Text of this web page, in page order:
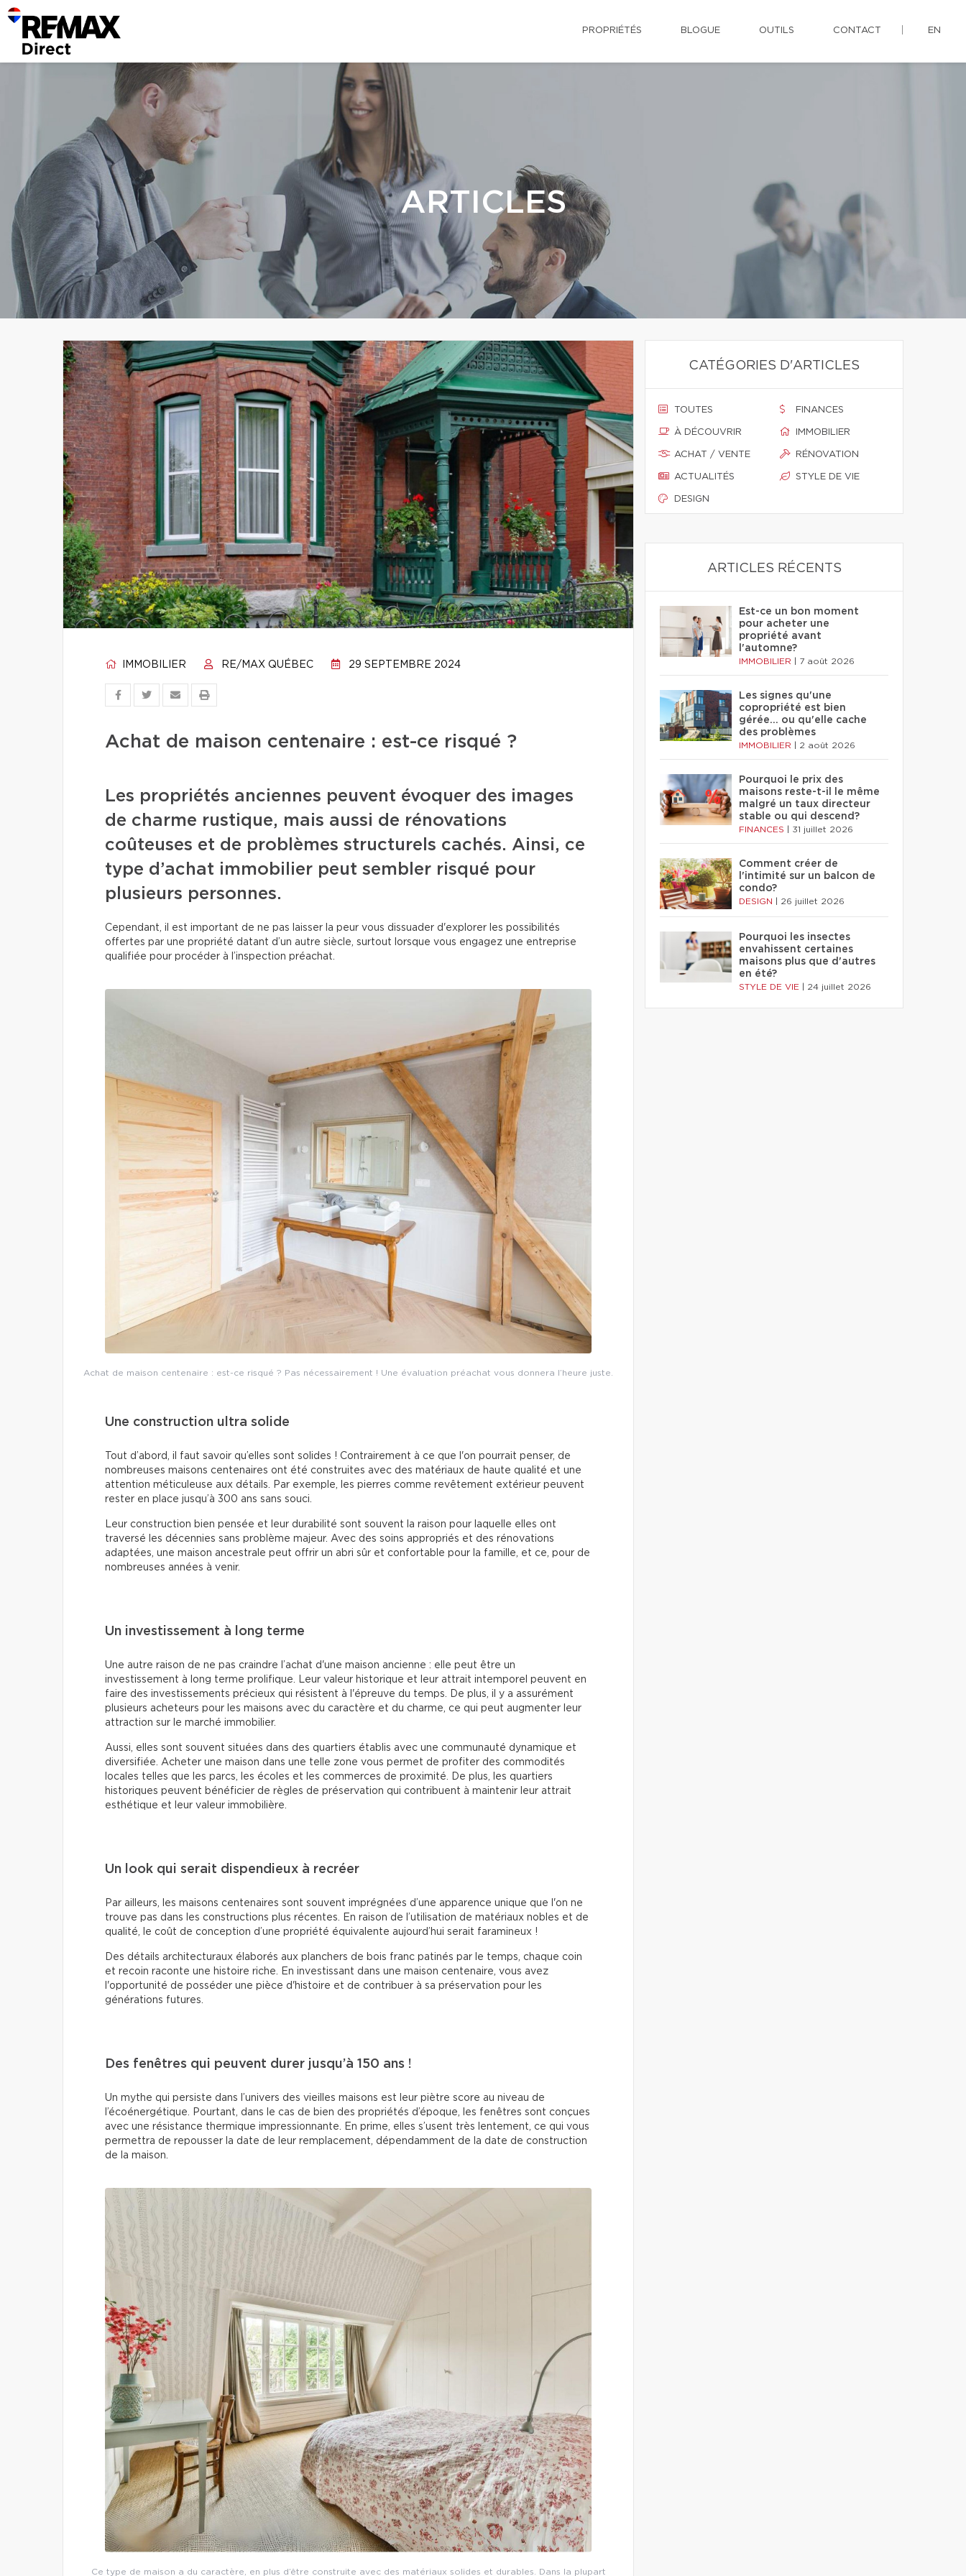
PROPRIÉTÉS BLOGUE OUTILS CONTACT EN
ARTICLES
IMMOBILIER RE/MAX QUÉBEC 29 SEPTEMBRE 2024
Achat de maison centenaire : est-ce risqué ?
Les propriétés anciennes peuvent évoquer des images
de charme rustique, mais aussi de rénovations
coûteuses et de problèmes structurels cachés. Ainsi, ce
type d’achat immobilier peut sembler risqué pour
plusieurs personnes.
Cependant, il est important de ne pas laisser la peur vous dissuader d'explorer les possibilités
offertes par une propriété datant d’un autre siècle, surtout lorsque vous engagez une entreprise
qualifiée pour procéder à l’inspection préachat.
Achat de maison centenaire : est-ce risqué ? Pas nécessairement ! Une évaluation préachat vous donnera l’heure juste.
Une construction ultra solide
Tout d’abord, il faut savoir qu’elles sont solides ! Contrairement à ce que l'on pourrait penser, de
nombreuses maisons centenaires ont été construites avec des matériaux de haute qualité et une
attention méticuleuse aux détails. Par exemple, les pierres comme revêtement extérieur peuvent
rester en place jusqu’à 300 ans sans souci.
Leur construction bien pensée et leur durabilité sont souvent la raison pour laquelle elles ont
traversé les décennies sans problème majeur. Avec des soins appropriés et des rénovations
adaptées, une maison ancestrale peut offrir un abri sûr et confortable pour la famille, et ce, pour de
nombreuses années à venir.
Un investissement à long terme
Une autre raison de ne pas craindre l’achat d'une maison ancienne : elle peut être un
investissement à long terme prolifique. Leur valeur historique et leur attrait intemporel peuvent en
faire des investissements précieux qui résistent à l'épreuve du temps. De plus, il y a assurément
plusieurs acheteurs pour les maisons avec du caractère et du charme, ce qui peut augmenter leur
attraction sur le marché immobilier.
Aussi, elles sont souvent situées dans des quartiers établis avec une communauté dynamique et
diversifiée. Acheter une maison dans une telle zone vous permet de profiter des commodités
locales telles que les parcs, les écoles et les commerces de proximité. De plus, les quartiers
historiques peuvent bénéficier de règles de préservation qui contribuent à maintenir leur attrait
esthétique et leur valeur immobilière.
Un look qui serait dispendieux à recréer
Par ailleurs, les maisons centenaires sont souvent imprégnées d’une apparence unique que l'on ne
trouve pas dans les constructions plus récentes. En raison de l’utilisation de matériaux nobles et de
qualité, le coût de conception d’une propriété équivalente aujourd’hui serait faramineux !
Des détails architecturaux élaborés aux planchers de bois franc patinés par le temps, chaque coin
et recoin raconte une histoire riche. En investissant dans une maison centenaire, vous avez
l'opportunité de posséder une pièce d'histoire et de contribuer à sa préservation pour les
générations futures.
Des fenêtres qui peuvent durer jusqu’à 150 ans !
Un mythe qui persiste dans l’univers des vieilles maisons est leur piètre score au niveau de
l’écoénergétique. Pourtant, dans le cas de bien des propriétés d’époque, les fenêtres sont conçues
avec une résistance thermique impressionnante. En prime, elles s’usent très lentement, ce qui vous
permettra de repousser la date de leur remplacement, dépendamment de la date de construction
de la maison.
Ce type de maison a du caractère, en plus d’être construite avec des matériaux solides et durables. Dans la plupart
CATÉGORIES D'ARTICLES
TOUTES
À DÉCOUVRIR
ACHAT / VENTE
ACTUALITÉS
DESIGN
FINANCES
IMMOBILIER
RÉNOVATION
STYLE DE VIE
ARTICLES RÉCENTS
Est-ce un bon moment
pour acheter une
propriété avant
l'automne?
IMMOBILIER 7 août 2026
Les signes qu'une
copropriété est bien
gérée… ou qu'elle cache
des problèmes
IMMOBILIER 2 août 2026
Pourquoi le prix des
maisons reste-t-il le même
malgré un taux directeur
stable ou qui descend?
FINANCES 31 juillet 2026
Comment créer de
l'intimité sur un balcon de
condo?
DESIGN 26 juillet 2026
Pourquoi les insectes
envahissent certaines
maisons plus que d'autres
en été?
STYLE DE VIE 24 juillet 2026